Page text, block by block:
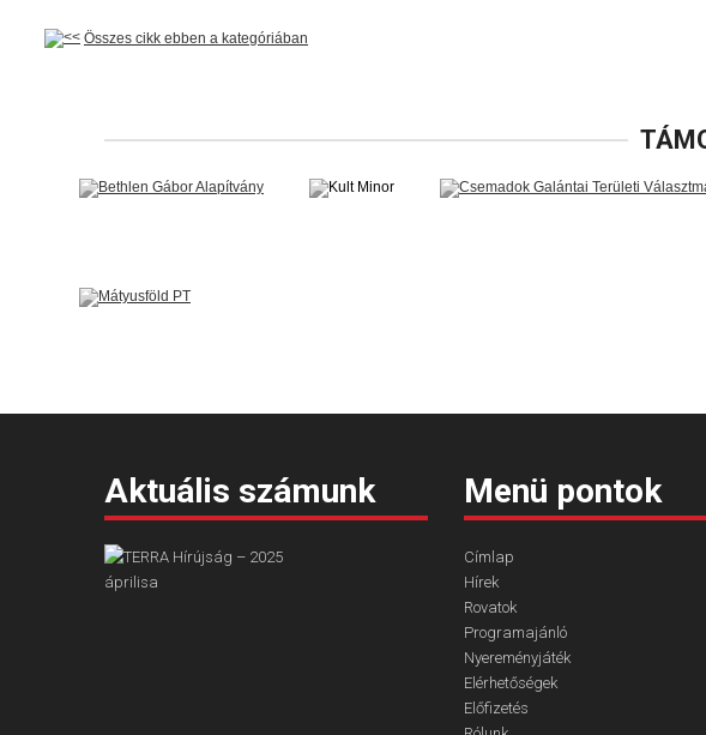
Összes cikk ebben a kategóriában
Aktuális számunk Menü pontok
Címlap
Hírek
Rovatok
Programajánló
Nyereményjáték
Elérhetőségek
Előfizetés